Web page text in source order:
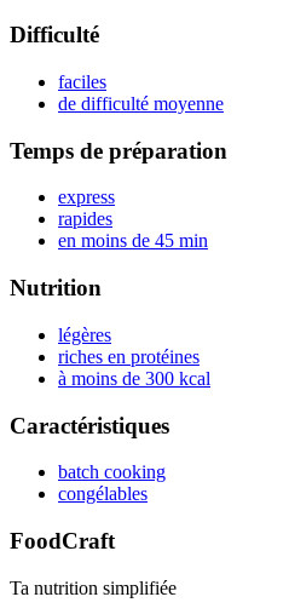
Difficulté
faciles
de difficulté moyenne
Temps de préparation
express
rapides
en moins de 45 min
Nutrition
légères
riches en protéines
à moins de 300 kcal
Caractéristiques
batch cooking
congélables
FoodCraft
Ta nutrition simplifiée